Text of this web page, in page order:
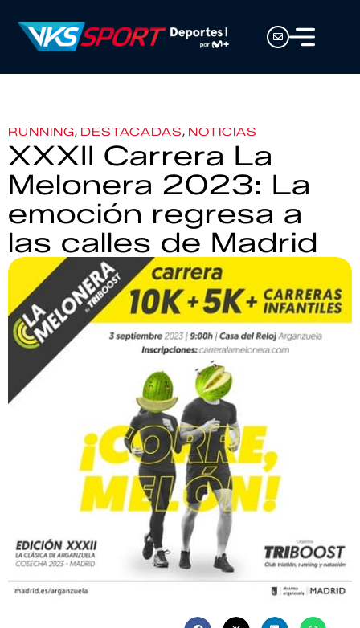
RUNNING, DESTACADAS, NOTICIAS
XXXII Carrera La
Melonera 2023: La
emoción regresa a
las calles de Madrid